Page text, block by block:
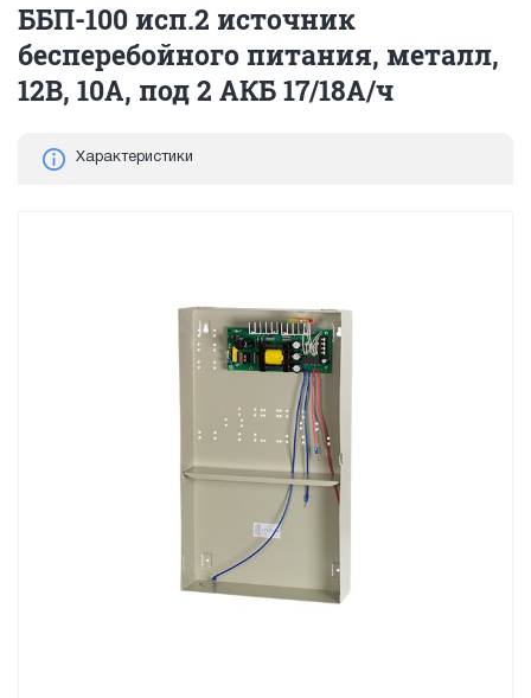
ББП-100 исп.2 источник
бесперебойного питания, металл,
12В, 10А, под 2 АКБ 17/18А/ч
Характеристики